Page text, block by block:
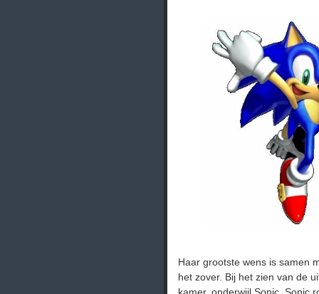
Haar grootste wens is samen
het zover. Bij het zien van de